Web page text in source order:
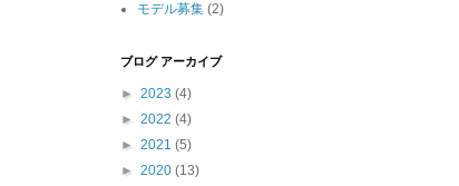
モデル募集 (2)
ブログ アーカイブ
► 2023 (4)
► 2022 (4)
► 2021 (5)
► 2020 (13)